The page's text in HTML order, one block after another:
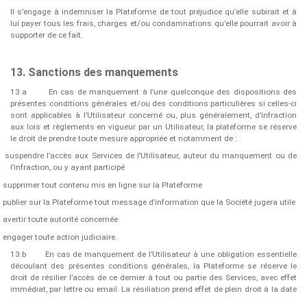
Il s’engage à indemniser la Plateforme de tout préjudice qu’elle subirait et à
lui payer tous les frais, charges et/ou condamnations qu’elle pourrait avoir à
supporter de ce fait.
13. Sanctions des manquements
13.a
En cas de manquement à l’une quelconque des dispositions des
présentes conditions générales et/ou des conditions particulières si celles-ci
sont applicables à l’Utilisateur concerné ou, plus généralement, d’infraction
aux lois et règlements en vigueur par un Utilisateur, la plateforme se réserve
le droit de prendre toute mesure appropriée et notamment de :
suspendre l’accès aux Services de l’Utilisateur, auteur du manquement ou de
l’infraction, ou y ayant participé
supprimer tout contenu mis en ligne sur la Plateforme
publier sur la Plateforme tout message d’information que la Société jugera utile
avertir toute autorité concernée
engager toute action judiciaire.
13.b
En cas de manquement de l’Utilisateur à une obligation essentielle
découlant des présentes conditions générales, la Plateforme se réserve le
droit de résilier l’accès de ce dernier à tout ou partie des Services, avec effet
immédiat, par lettre ou email. La résiliation prend effet de plein droit à la date